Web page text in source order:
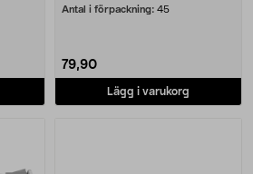
Antal i förpackning: 45
79,90
Lägg i varukorg